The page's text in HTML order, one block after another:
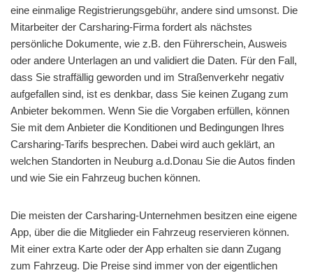
eine einmalige Registrierungsgebühr, andere sind umsonst. Die
Mitarbeiter der Carsharing-Firma fordert als nächstes
persönliche Dokumente, wie z.B. den Führerschein, Ausweis
oder andere Unterlagen an und validiert die Daten. Für den Fall,
dass Sie straffällig geworden und im Straßenverkehr negativ
aufgefallen sind, ist es denkbar, dass Sie keinen Zugang zum
Anbieter bekommen. Wenn Sie die Vorgaben erfüllen, können
Sie mit dem Anbieter die Konditionen und Bedingungen Ihres
Carsharing-Tarifs besprechen. Dabei wird auch geklärt, an
welchen Standorten in Neuburg a.d.Donau Sie die Autos finden
und wie Sie ein Fahrzeug buchen können.
Die meisten der Carsharing-Unternehmen besitzen eine eigene
App, über die die Mitglieder ein Fahrzeug reservieren können.
Mit einer extra Karte oder der App erhalten sie dann Zugang
zum Fahrzeug. Die Preise sind immer von der eigentlichen